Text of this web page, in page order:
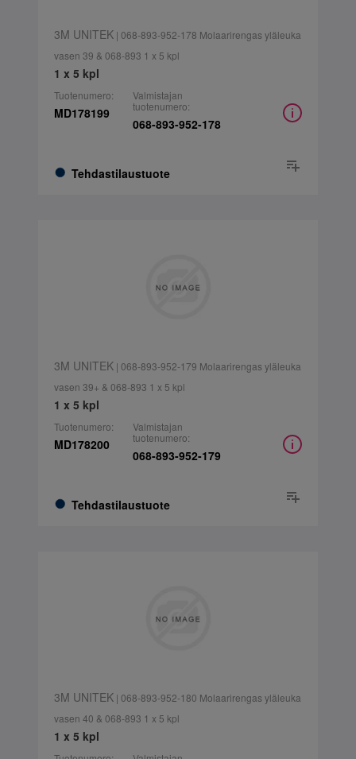
3M UNITEK| 068-893-952-178 Molaarirengas yläleuka
vasen 39 & 068-893 1 x 5 kpl
1 x 5 kpl
Tuotenumero:
MD178199
Tehdastilaustuote
Valmistajan
tuotenumero:
068-893-952-178
3M UNITEK| 068-893-952-179 Molaarirengas yläleuka
vasen 39+ & 068-893 1 x 5 kpl
1 x 5 kpl
Tuotenumero:
MD178200
Tehdastilaustuote
Valmistajan
tuotenumero:
068-893-952-179
3M UNITEK| 068-893-952-180 Molaarirengas yläleuka
vasen 40 & 068-893 1 x 5 kpl
1 x 5 kpl